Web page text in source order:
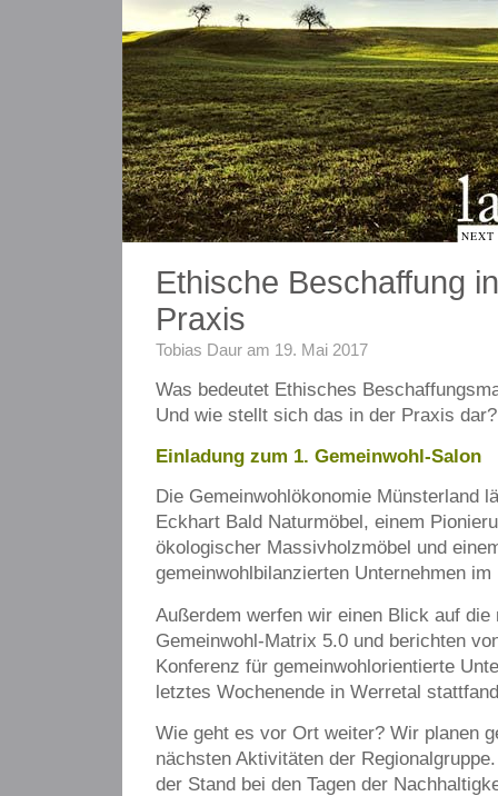
NEXT
Ethische Beschaffung
Praxis
Tobias Daur am 19. Mai 2017
Was bedeutet Ethisches
Und wie stellt sich das in der Praxis dar?
Einladung zum 1. Gemeinwohl-Salon
Die Gemeinwohlökonomie Münsterland
Eckhart Bald Naturmöbel, einem
ökologischer Massivholzmöbel und
gemeinwohlbilanzierten Unternehmen
Außerdem werfen wir einen Blick auf die
Gemeinwohl-Matrix 5.0 und berichten
Konferenz für gemeinwohlorientierte
letztes Wochenende in Werretal
Wie geht es vor Ort weiter? Wir planen
nächsten Aktivitäten der
der Stand bei den Tagen der